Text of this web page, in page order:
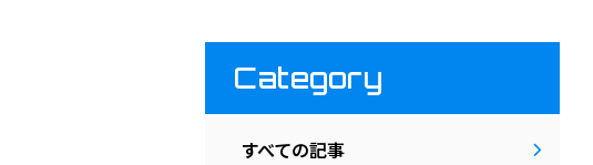
Category
すべての記事